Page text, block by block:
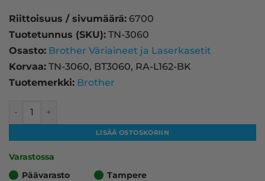
Riittoisuus / sivumäärä: 6700
Tuotetunnus (SKU): TN-3060
Osasto: Brother Väriaineet ja Laserkasetit
Korvaa: TN-3060, BT3060, RA-L162-BK
Tuotemerkki: Brother
Brother TN-3060 laserkasetti, musta – tarvike, premium
LISÄÄ OSTOSKORIIN
Varastossa
Päävarasto
Tampere